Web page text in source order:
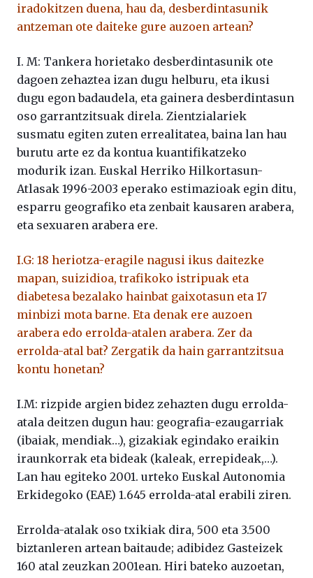
iradokitzen duena, hau da, desberdintasunik
antzeman ote daiteke gure auzoen artean?
I. M: Tankera horietako desberdintasunik ote
dagoen zehaztea izan dugu helburu, eta ikusi
dugu egon badaudela, eta gainera desberdintasun
oso garrantzitsuak direla. Zientzialariek
susmatu egiten zuten errealitatea, baina lan hau
burutu arte ez da kontua kuantifikatzeko
modurik izan. Euskal Herriko Hilkortasun-
Atlasak 1996-2003 eperako estimazioak egin ditu,
esparru geografiko eta zenbait kausaren arabera,
eta sexuaren arabera ere.
I.G: 18 heriotza-eragile nagusi ikus daitezke
mapan, suizidioa, trafikoko istripuak eta
diabetesa bezalako hainbat gaixotasun eta 17
minbizi mota barne. Eta denak ere auzoen
arabera edo errolda-atalen arabera. Zer da
errolda-atal bat? Zergatik da hain garrantzitsua
kontu honetan?
I.M: rizpide argien bidez zehazten dugu errolda-
atala deitzen dugun hau: geografia-ezaugarriak
(ibaiak, mendiak…), gizakiak egindako eraikin
iraunkorrak eta bideak (kaleak, errepideak,…).
Lan hau egiteko 2001. urteko Euskal Autonomia
Erkidegoko (EAE) 1.645 errolda-atal erabili ziren.
Errolda-atalak oso txikiak dira, 500 eta 3.500
biztanleren artean baitaude; adibidez Gasteizek
160 atal zeuzkan 2001ean. Hiri bateko auzoetan,